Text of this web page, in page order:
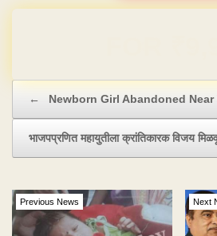
← Newborn Girl Abandoned
भाजपप्रणित महायुतीला क्रांतिकारक विजय
Previous News Next